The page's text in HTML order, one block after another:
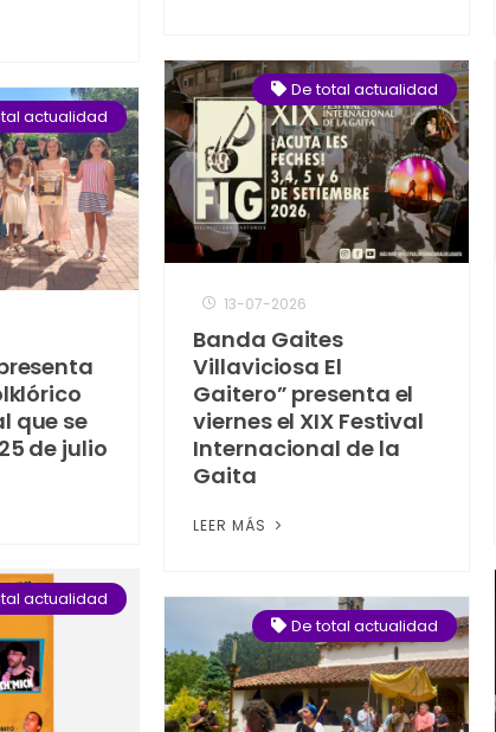
De total actualidad
13-07-2026
Banda Gaites
Villaviciosa El
Gaitero” presenta el
viernes el XIX Festival
Internacional de la
Gaita
LEER MÁS
actualidad
que se
de julio
actualidad
De total actualidad